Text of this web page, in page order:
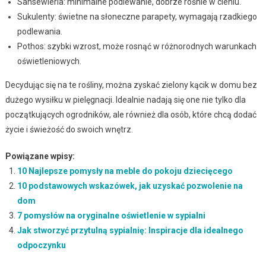
Sukulenty: świetne na słoneczne parapety, wymagają rzadkiego
podlewania.
Pothos: szybki wzrost, może rosnąć w różnorodnych warunkach
oświetleniowych.
Decydując się na te rośliny, można zyskać zielony kącik w domu bez
dużego wysiłku w pielęgnacji. Idealnie nadają się one nie tylko dla
początkujących ogrodników, ale również dla osób, które chcą dodać
życie i świeżość do swoich wnętrz.
Powiązane wpisy:
10 Najlepsze pomysły na meble do pokoju dziecięcego
10 podstawowych wskazówek, jak uzyskać pozwolenie na
dom
7 pomysłów na oryginalne oświetlenie w sypialni
Jak stworzyć przytulną sypialnię: Inspiracje dla idealnego
odpoczynku